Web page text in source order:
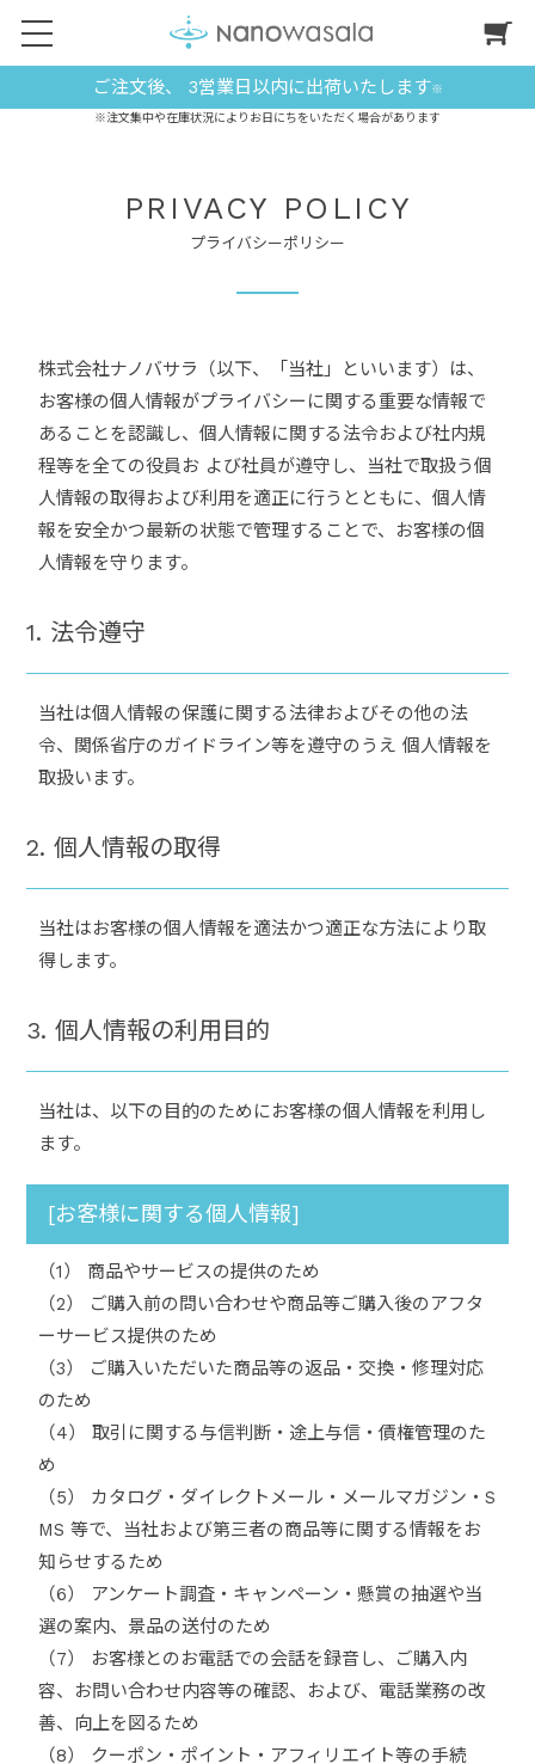
ご注文後、 3営業日以内に出荷いたします※
※注文集中や在庫状況によりお日にちをいただく場合があります
PRIVACY POLICY
プライバシーポリシー
株式会社ナノバサラ（以下、「当社」といいます）は、
お客様の個人情報がプライバシーに関する重要な情報で
あることを認識し、個人情報に関する法令および社内規
程等を全ての役員お よび社員が遵守し、当社で取扱う個
人情報の取得および利用を適正に行うとともに、個人情
報を安全かつ最新の状態で管理することで、お客様の個
人情報を守ります。
1. 法令遵守
当社は個人情報の保護に関する法律およびその他の法
令、関係省庁のガイドライン等を遵守のうえ 個人情報を
取扱います。
2. 個人情報の取得
当社はお客様の個人情報を適法かつ適正な方法により取
得します。
3. 個人情報の利用目的
当社は、以下の目的のためにお客様の個人情報を利用し
ます。
[お客様に関する個人情報]
（1） 商品やサービスの提供のため
（2） ご購入前の問い合わせや商品等ご購入後のアフタ
ーサービス提供のため
（3） ご購入いただいた商品等の返品・交換・修理対応
のため
（4） 取引に関する与信判断・途上与信・債権管理のた
め
（5） カタログ・ダイレクトメール・メールマガジン・S
MS 等で、当社および第三者の商品等に関する情報をお
知らせするため
（6） アンケート調査・キャンペーン・懸賞の抽選や当
選の案内、景品の送付のため
（7） お客様とのお電話での会話を録音し、ご購入内
容、お問い合わせ内容等の確認、および、電話業務の改
善、向上を図るため
（8） クーポン・ポイント・アフィリエイト等の手続